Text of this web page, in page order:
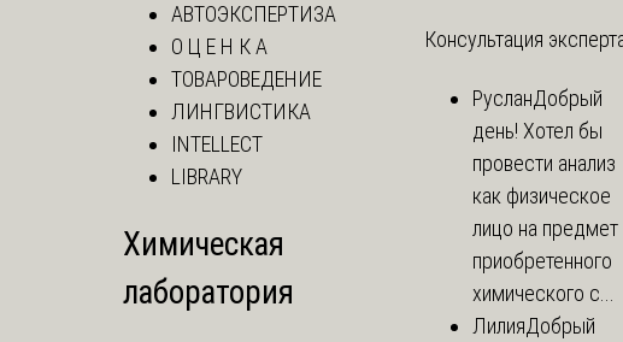
АВТОЭКСПЕРТИЗА
О Ц Е Н К А
ТОВАРОВЕДЕНИЕ
ЛИНГВИСТИКА
INTELLECT
LIBRARY
Химическая
лаборатория
Консультация
РусланДобрый
день! Хотел бы
провести анализ
как физическое
лицо на предмет
приобретенного
химического с...
ЛилияДобрый